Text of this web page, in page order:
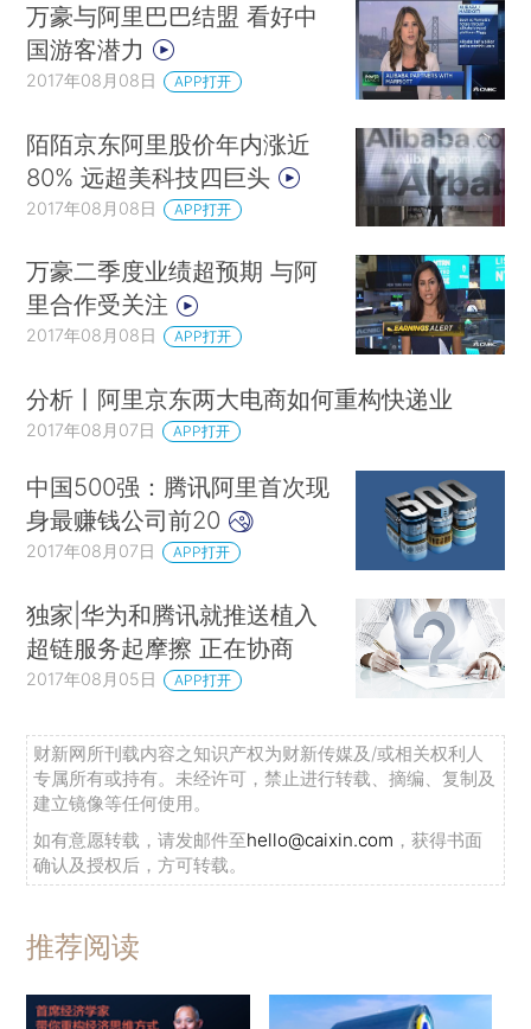
万豪与阿里巴巴结盟 看好中
国游客潜力
2017年08月08日 APP打开
陌陌京东阿里股价年内涨近
80% 远超美科技四巨头
2017年08月08日 APP打开
万豪二季度业绩超预期 与阿
里合作受关注
2017年08月08日 APP打开
分析丨阿里京东两大电商如何重构快递业
2017年08月07日 APP打开
中国500强：腾讯阿里首次现
身最赚钱公司前20
2017年08月07日 APP打开
独家|华为和腾讯就推送植入
超链服务起摩擦 正在协商
2017年08月05日 APP打开
财新网所刊载内容之知识产权为财新传媒及/或相关权利人
专属所有或持有。未经许可，禁止进行转载、摘编、复制及
建立镜像等任何使用。
如有意愿转载，请发邮件至hello@caixin.com ，获得书面
确认及授权后，方可转载。
推荐阅读